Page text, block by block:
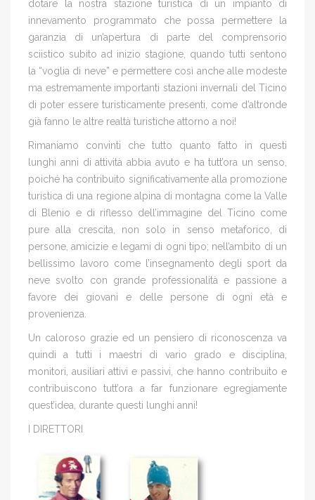
dotare la nostra stazione turistica di un impianto di
innevamento programmato che possa permettere la
garanzia di un’apertura di parte del comprensorio
sciistico subito ad inizio stagione, quando tutti sentono
la “voglia di neve” e permettere così anche alle modeste
ma estremamente importanti stazioni invernali del Ticino
di poter essere turisticamente presenti, come d’altronde
già fanno le altre realtà turistiche attorno a noi!
Rimaniamo convinti che tutto quanto fatto in questi
lunghi anni di attività abbia avuto e ha tutt’ora un senso,
poiché ha contribuito significativamente alla promozione
turistica di una regione alpina di montagna come la Valle
di Blenio e di riflesso dell’immagine del Ticino come
pure alla crescita, non solo in senso metaforico, di
persone, amicizie e legami di ogni tipo; nell’ambito di un
bellissimo lavoro come l’insegnamento degli sport da
neve svolto con grande professionalità e passione a
favore dei giovani e delle persone di ogni età e
provenienza.
Un caloroso grazie ed un pensiero di riconoscenza va
quindi a tutti i maestri di vario grado e disciplina,
monitori, ausiliari attivi e passivi, che hanno contribuito e
contribuiscono tutt’ora a far funzionare egregiamente
quest’idea, durante questi lunghi anni!
I DIRETTORI